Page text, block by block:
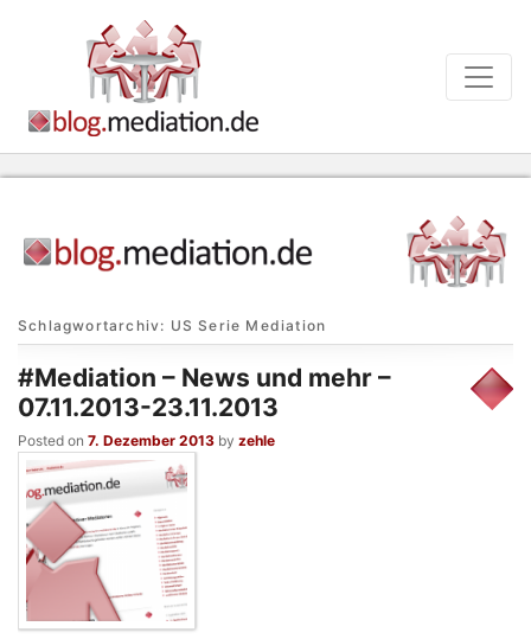
Schlagwortarchiv: US Serie Mediation
#Mediation – News und mehr –
07.11.2013-23.11.2013
Posted on 7. Dezember 2013 by zehle